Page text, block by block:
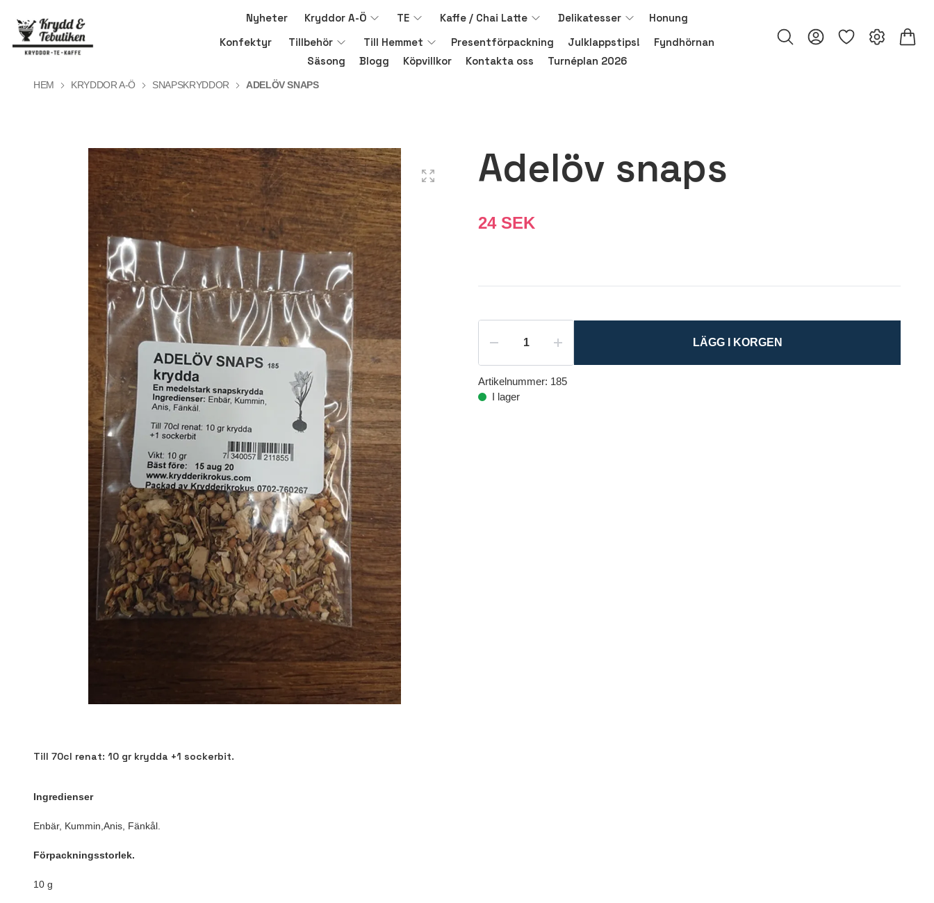
Nyheter Kryddor A-Ö TE Kaffe / Chai Latte Delikatesser
Honung
Konfektyr
Tillbehör Till Hemmet Presentförpackning Julklappstips!
Fyndhörnan
Säsong
Blogg Köpvillkor Kontakta oss Turnéplan 2026
HEM KRYDDOR A-Ö SNAPSKRYDDOR ADELÖV SNAPS
Adelöv snaps
24 SEK
LÄGG I KORGEN
Artikelnummer: 185
I lager
Till 70cl renat: 10 gr krydda +1 sockerbit.
Ingredienser
Enbär, Kummin,Anis, Fänkål.
Förpackningsstorlek.
10 g